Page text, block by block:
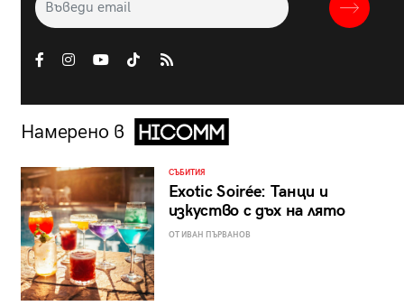
Намерено в
СЪБИТИЯ
Exotic Soirée: Танци и
изкуство с дъх на лято
ОТ ИВАН ПЪРВАНОВ